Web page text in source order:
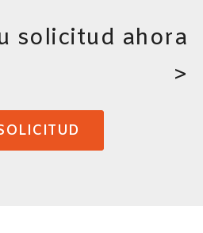
solicitud ahora
>